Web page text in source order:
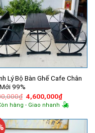
Lý Bộ Bàn Ghế Cafe Chân
99%
₫ Giá
gốc
là:
4,600,000₫Giá
hiện
tại
hàng - Giao nhanh